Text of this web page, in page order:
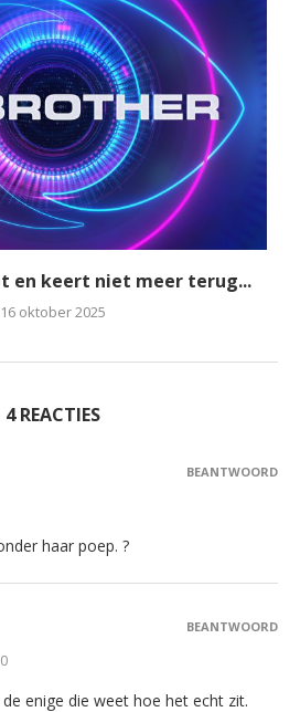
en keert niet meer terug...
16 oktober 2025
4 REACTIES
haar poep. ?
BEANTWOORD
enige die weet hoe het echt zit.
BEANTWOORD